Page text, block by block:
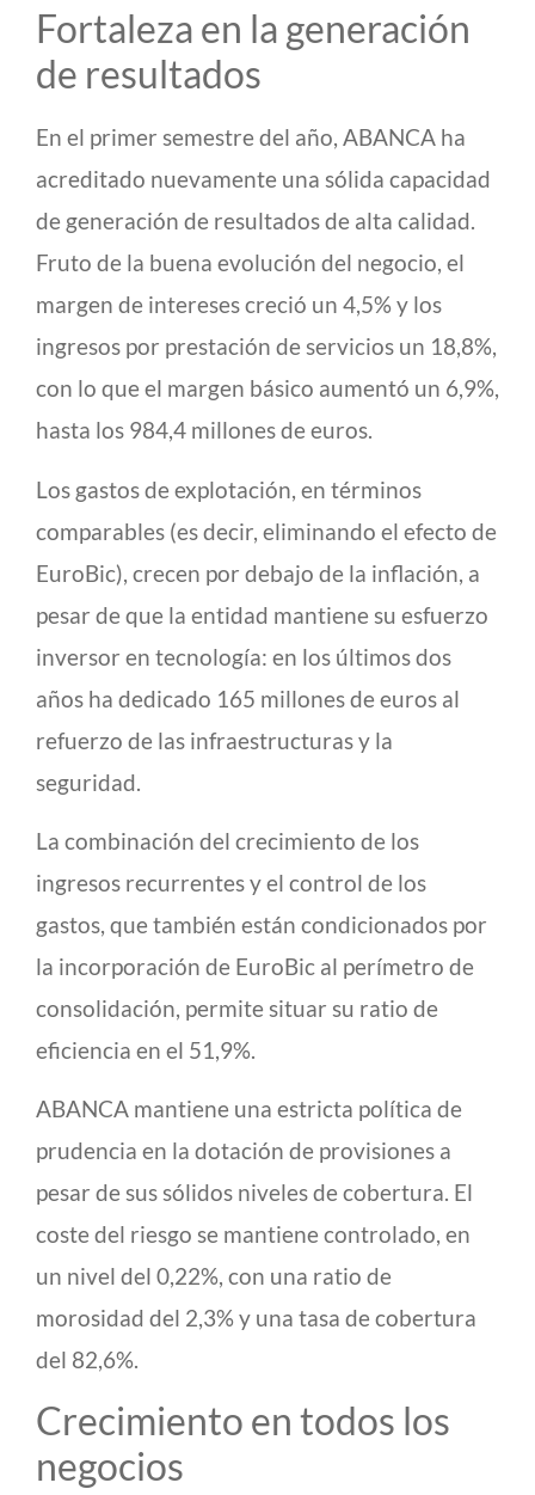
Fortaleza en la generación
de resultados
En el primer semestre del año, ABANCA ha
acreditado nuevamente una sólida capacidad
de generación de resultados de alta calidad.
Fruto de la buena evolución del negocio, el
margen de intereses creció un 4,5% y los
ingresos por prestación de servicios un 18,8%,
con lo que el margen básico aumentó un 6,9%,
hasta los 984,4 millones de euros.
Los gastos de explotación, en términos
comparables (es decir, eliminando el efecto de
EuroBic), crecen por debajo de la inflación, a
pesar de que la entidad mantiene su esfuerzo
inversor en tecnología: en los últimos dos
años ha dedicado 165 millones de euros al
refuerzo de las infraestructuras y la
seguridad.
La combinación del crecimiento de los
ingresos recurrentes y el control de los
gastos, que también están condicionados por
la incorporación de EuroBic al perímetro de
consolidación, permite situar su ratio de
eficiencia en el 51,9%.
ABANCA mantiene una estricta política de
prudencia en la dotación de provisiones a
pesar de sus sólidos niveles de cobertura. El
coste del riesgo se mantiene controlado, en
un nivel del 0,22%, con una ratio de
morosidad del 2,3% y una tasa de cobertura
del 82,6%.
Crecimiento en todos los
negocios